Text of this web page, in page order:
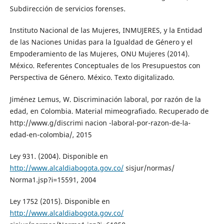
Subdirección de servicios forenses.
Instituto Nacional de las Mujeres, INMUJERES, y la Entidad
de las Naciones Unidas para la Igualdad de Género y el
Empoderamiento de las Mujeres, ONU Mujeres (2014).
México. Referentes Conceptuales de los Presupuestos con
Perspectiva de Género. México. Texto digitalizado.
Jiménez Lemus, W. Discriminación laboral, por razón de la
edad, en Colombia. Material mimeografiado. Recuperado de
http://www.g/discrimi nacion -laboral-por-razon-de-la-
edad-en-colombia/, 2015
Ley 931. (2004). Disponible en
http://www.alcaldiabogota.gov.co/sisjur/normas/
Norma1.jsp?i=15591, 2004
Ley 1752 (2015). Disponible en
http://www.alcaldiabogota.gov.co/